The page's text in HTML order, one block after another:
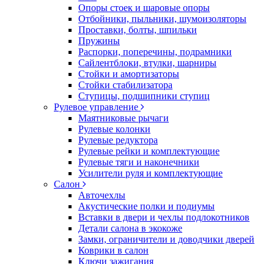
Опоры стоек и шаровые опоры
Отбойники, пыльники, шумоизоляторы
Проставки, болты, шпильки
Пружины
Распорки, поперечины, подрамники
Сайлентблоки, втулки, шарниры
Стойки и амортизаторы
Стойки стабилизатора
Ступицы, подшипники ступиц
Рулевое управление
Маятниковые рычаги
Рулевые колонки
Рулевые редуктора
Рулевые рейки и комплектующие
Рулевые тяги и наконечники
Усилители руля и комплектующие
Салон
Авточехлы
Акустические полки и подиумы
Вставки в двери и чехлы подлокотников
Детали салона в экокоже
Замки, ограничители и доводчики дверей
Коврики в салон
Ключи зажигания